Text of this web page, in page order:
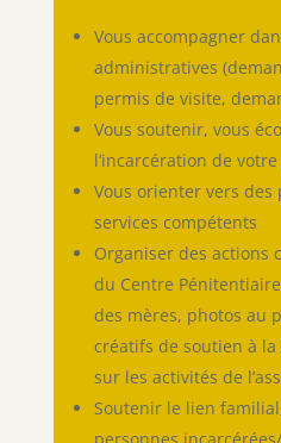
Vous accompagner
administratives
permis de visite,
Vous soutenir, vous
l’incarcération de
Vous orienter vers des
services compétents
Organiser des actions
du Centre
des mères, photos au
créatifs de soutien à
sur les activités de
Soutenir le lien